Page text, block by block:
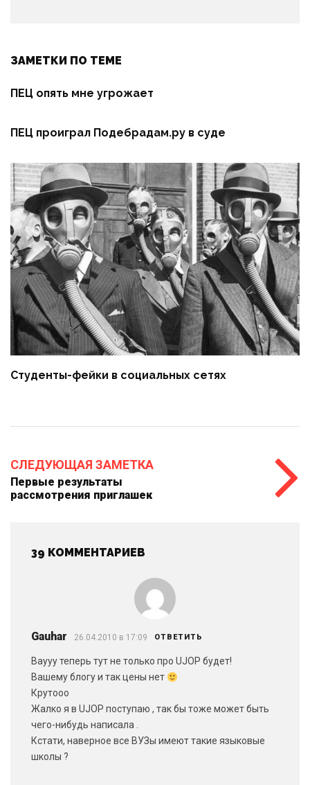
ЗАМЕТКИ ПО ТЕМЕ
ПЕЦ опять мне угрожает
ПЕЦ проиграл Подебрадам.ру в суде
Студенты-фейки в социальных сетях
СЛЕДУЮЩАЯ ЗАМЕТКА
Первые результаты
рассмотрения приглашек
39 КОММЕНТАРИЕВ
Gauhar 26.04.2010 в 17:09 ОТВЕТИТЬ
Ваууу теперь тут не только про UJOP будет!
Вашему блогу и так цены нет
Крутооо
Жалко я в UJOP поступаю , так бы тоже может быть
чего-нибудь написала .
Кстати, наверное все ВУЗы имеют такие языковые
школы ?